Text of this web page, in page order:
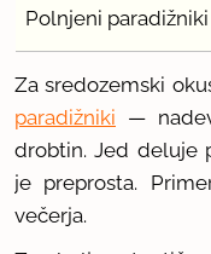
Polnjeni
Za sredozemski
paradižniki —
drobtin. Jed deluje
je preprosta.
večerja.